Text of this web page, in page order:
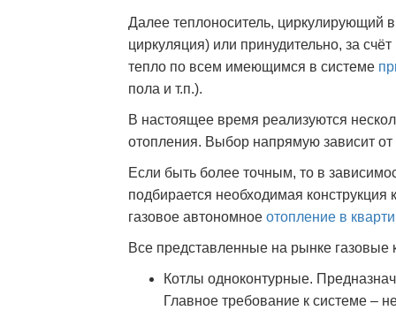
Далее теплоноситель, циркулирующий
циркуляция) или принудительно, за
тепло по всем имеющимся в системе
пола и т.п.).
В настоящее время реализуются
отопления. Выбор напрямую зависит
Если быть более точным, то в
подбирается необходимая конструкция
газовое автономное отопление в
Все представленные на рынке газовые
Котлы одноконтурные.
Главное требование к системе –